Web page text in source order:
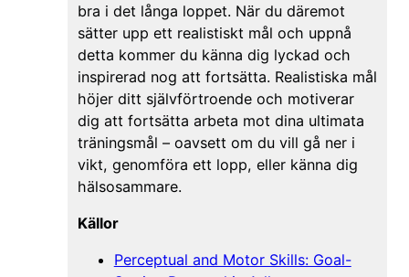
bra i det långa loppet. När du däremot
sätter upp ett realistiskt mål och uppnå
detta kommer du känna dig lyckad och
inspirerad nog att fortsätta. Realistiska mål
höjer ditt självförtroende och motiverar
dig att fortsätta arbeta mot dina ultimata
träningsmål – oavsett om du vill gå ner i
vikt, genomföra ett lopp, eller känna dig
hälsosammare.
Källor
Perceptual and Motor Skills: Goal-